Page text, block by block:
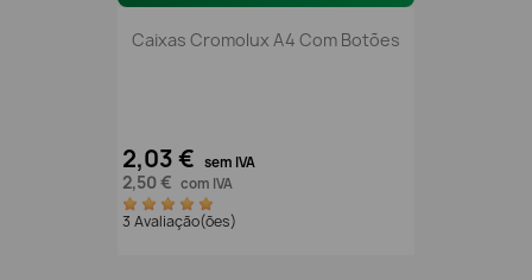
Caixas Cromolux A4 Com Botões
2,03 € sem IVA
2,50 € com IVA
3 Avaliação(ões)